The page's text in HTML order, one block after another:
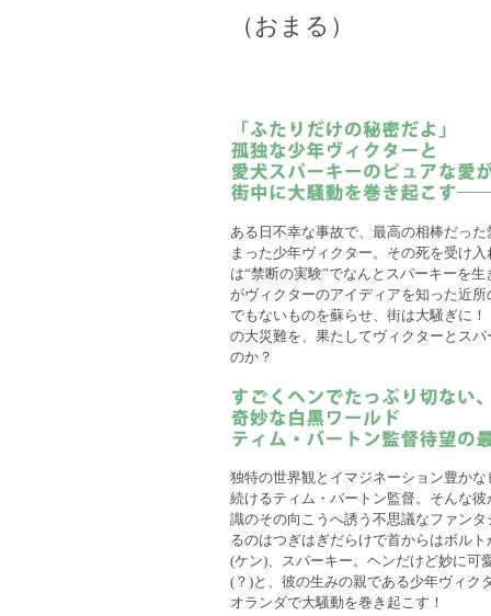
（おまる）
ある日不幸な事故で、最高の相棒だっ
まった少年ヴィクター。その死を受け
は“禁断の実験”でなんとスパーキーを
がヴィクターのアイディアを知った近
でもないものを蘇らせ、街は大騒ぎに
の大災難を、果たしてヴィクターとス
のか？
独特の世界観とイマジネーション豊か
続けるティム・バートン監督。そんな
識のその向こうへ誘う不思議なファン
るのはつぎはぎだらけで首からはボル
(ケン)、スパーキー。ヘンだけど妙に可
(？)と、彼の生みの親である少年ヴィク
オランダで大騒動を巻き起こす！